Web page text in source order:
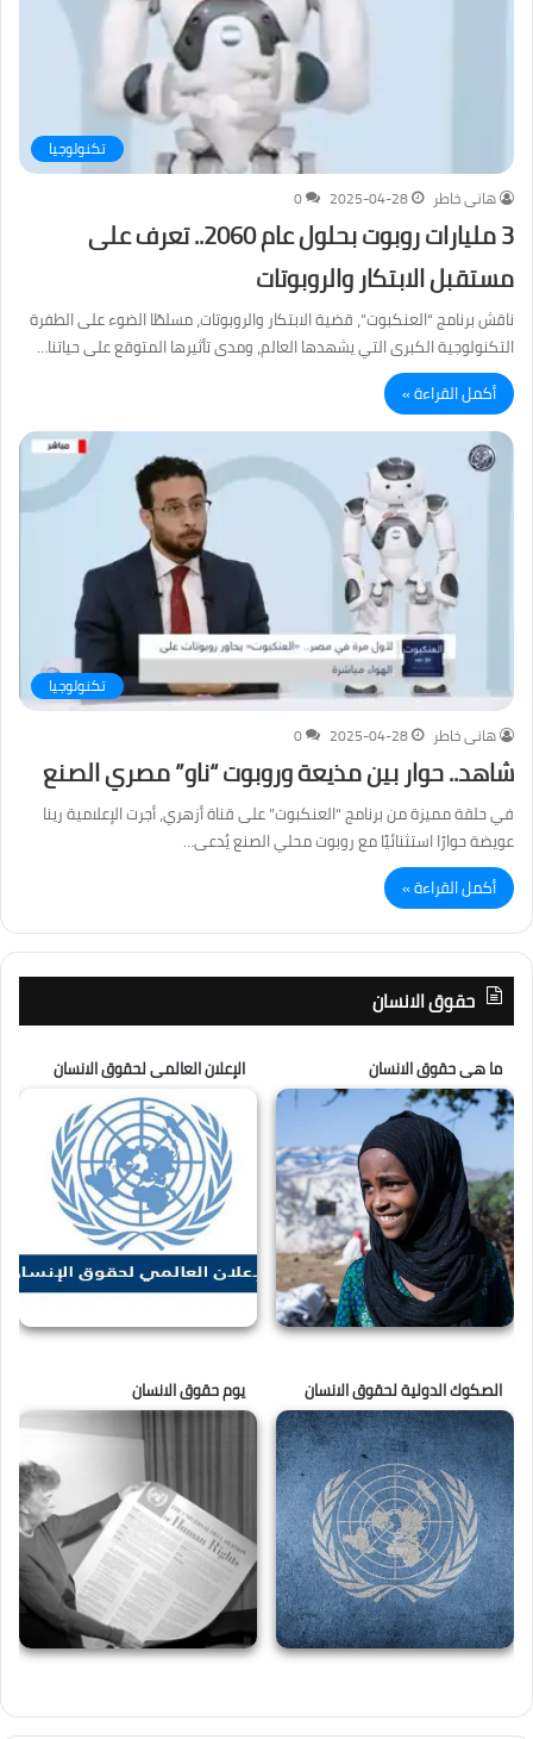
تكنولوجيا
هانى خاطر
2025-04-28
0
3 مليارات روبوت بحلول عام 2060.. تعرف على
مستقبل الابتكار والروبوتات
ناقش برنامج “العنكبوت”، قضية الابتكار والروبوتات، مسلطًا الضوء على الطفرة
التكنولوجية الكبرى التي يشهدها العالم، ومدى تأثيرها المتوقع على حياتنا…
أكمل القراءة »
تكنولوجيا
هانى خاطر
2025-04-28
0
شاهد.. حوار بين مذيعة وروبوت “ناو” مصري الصنع
في حلقة مميزة من برنامج “العنكبوت” على قناة أزهري، أجرت الإعلامية رينا
عويضة حوارًا استثنائيًا مع روبوت محلي الصنع يُدعى…
أكمل القراءة »
حقوق الانسان
ما هى حقوق الانسان الإعلان العالمى لحقوق الانسان
الصكوك الدولية لحقوق الانسان يوم حقوق الانسان